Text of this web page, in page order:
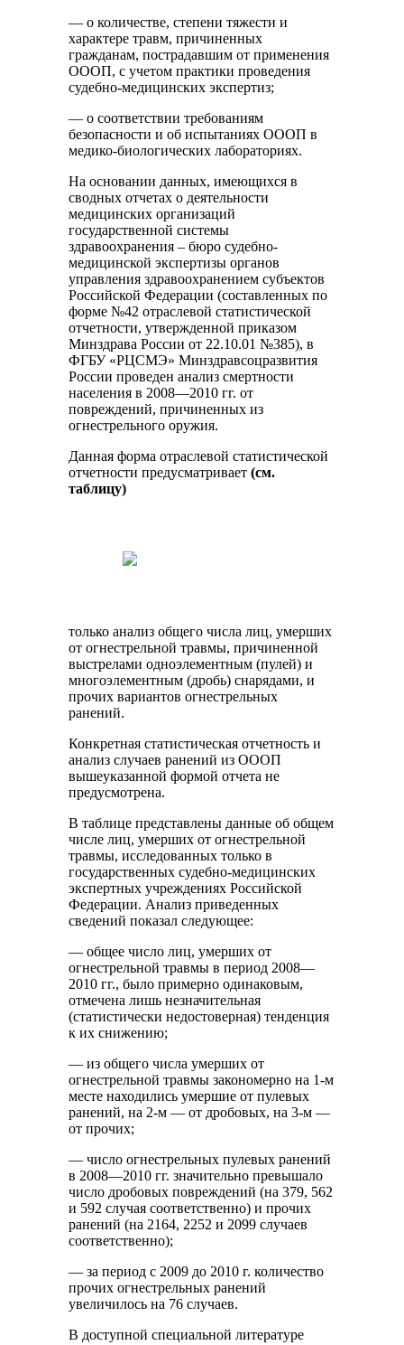
— о количестве, степени тяжести и
характере травм, причиненных
гражданам, пострадавшим от применения
ОООП, с учетом практики проведения
судебно-медицинских экспертиз;
— о соответствии требованиям
безопасности и об испытаниях ОООП в
медико-биологических лабораториях.
На основании данных, имеющихся в
сводных отчетах о деятельности
медицинских организаций
государственной системы
здравоохранения – бюро судебно-
медицинской экспертизы органов
управления здравоохранением субъектов
Российской Федерации (составленных по
форме №42 отраслевой статистической
отчетности, утвержденной приказом
Минздрава России от 22.10.01 №385), в
ФГБУ «РЦСМЭ» Минздравсоцразвития
России проведен анализ смертности
населения в 2008—2010 гг. от
повреждений, причиненных из
огнестрельного оружия.
Данная форма отраслевой статистической
отчетности предусматривает(см.
таблицу)
только анализ общего числа лиц, умерших
от огнестрельной травмы, причиненной
выстрелами одноэлементным (пулей) и
многоэлементным (дробь) снарядами, и
прочих вариантов огнестрельных
ранений.
Конкретная статистическая отчетность и
анализ случаев ранений из ОООП
вышеуказанной формой отчета не
предусмотрена.
В таблице представлены данные об общем
числе лиц, умерших от огнестрельной
травмы, исследованных только в
государственных судебно-медицинских
экспертных учреждениях Российской
Федерации. Анализ приведенных
сведений показал следующее:
— общее число лиц, умерших от
огнестрельной травмы в период 2008—
2010 гг., было примерно одинаковым,
отмечена лишь незначительная
(статистически недостоверная) тенденция
к их снижению;
— из общего числа умерших от
огнестрельной травмы закономерно на 1-м
месте находились умершие от пулевых
ранений, на 2-м — от дробовых, на 3-м —
от прочих;
— число огнестрельных пулевых ранений
в 2008—2010 гг. значительно превышало
число дробовых повреждений (на 379, 562
и 592 случая соответственно) и прочих
ранений (на 2164, 2252 и 2099 случаев
соответственно);
— за период с 2009 до 2010 г. количество
прочих огнестрельных ранений
увеличилось на 76 случаев.
В доступной специальной литературе